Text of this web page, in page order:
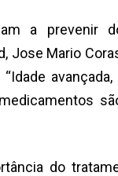
a prevenir
Jose Mario
do